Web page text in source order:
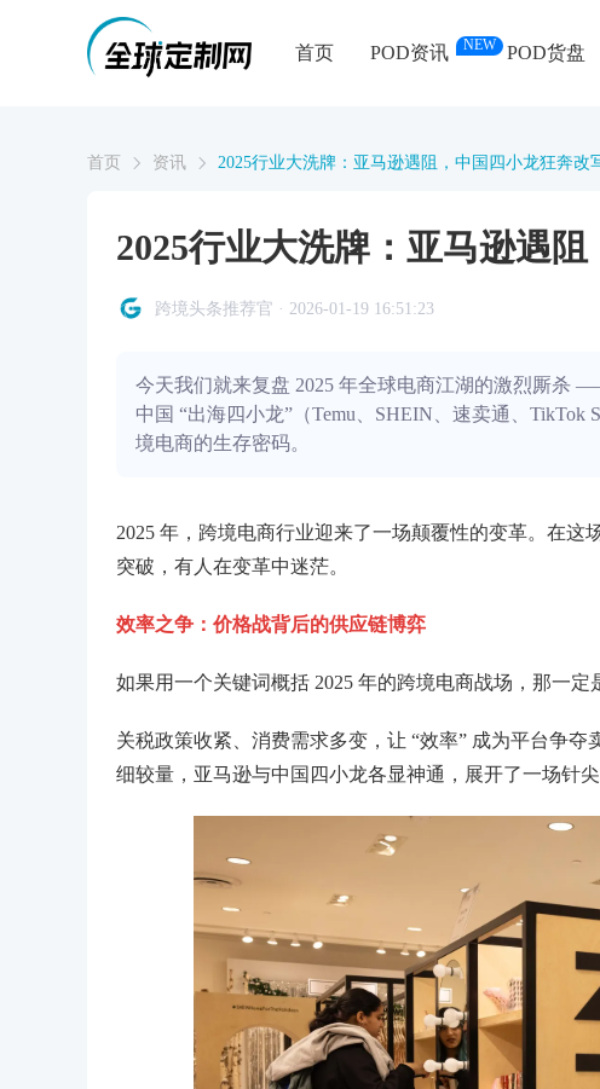
首页 POD资讯 NEW POD货盘
首页 资讯 2025行业大洗牌：亚马逊遇阻，中国四小龙狂奔改
2025行业大洗牌：亚马逊遇
跨境头条推荐官 · 2026-01-19 16:51:23
今天我们就来复盘 2025 年全球电商江湖的激烈厮杀
中国 “出海四小龙”（Temu、SHEIN、速卖通、
境电商的生存密码。
2025 年，跨境电商行业迎来了一场颠覆性的变革。在
突破，有人在变革中迷茫。
效率之争：价格战背后的供应链博弈
如果用一个关键词概括 2025 年的跨境电商战场，那一定
关税政策收紧、消费需求多变，让 “效率” 成为平台争
细较量，亚马逊与中国四小龙各显神通，展开了一场针尖